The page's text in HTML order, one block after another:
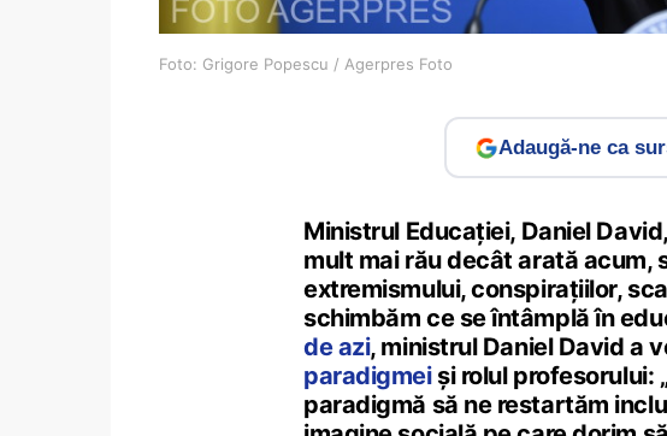
Foto: Grigore Popescu / Agerpres Foto
Adaugă-ne ca
Ministrul Educației, Daniel
mult mai rău decât arată acum,
extremismului, conspirațiilor,
schimbăm ce se întâmplă în
de azi, ministrul Daniel David a
paradigmeiși rolul profesorului:
paradigmă să ne restartăm